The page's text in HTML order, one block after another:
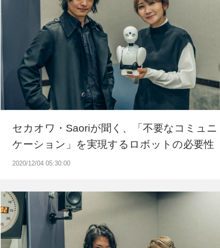
2020/12/04 05:30:00
セカオワ・Saoriが聞く、「不要なコミュニ
ケーション」を実現するロボットの必要性